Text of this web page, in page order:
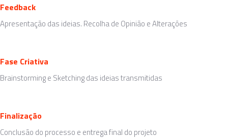
Feedback
Apresentação das ideias. Recolha de Opinião e Alterações
Fase Criativa
Brainstorming e Sketching das ideias transmitidas
Finalização
Conclusão do processo e entrega final do projeto